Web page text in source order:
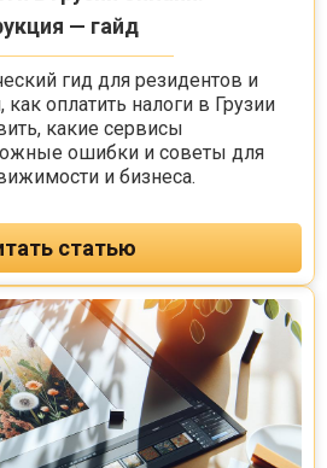
— гайд
гид для резидентов и
оплатить налоги в Грузии
какие сервисы
ошибки и советы для
и бизнеса.
статью